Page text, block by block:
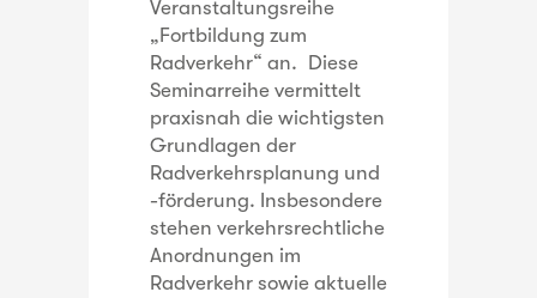
Veranstaltungsreihe
„Fortbildung zum
Radverkehr“ an. Diese
Seminarreihe vermittelt
praxisnah die wichtigsten
Grundlagen der
Radverkehrsplanung und
-förderung. Insbesondere
stehen verkehrsrechtliche
Anordnungen im
Radverkehr sowie aktuelle